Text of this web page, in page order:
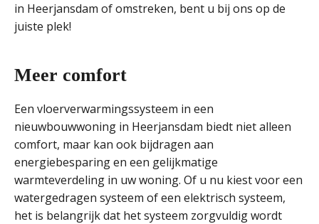
in Heerjansdam of omstreken, bent u bij ons op de
juiste plek!
Meer comfort
Een vloerverwarmingssysteem in een
nieuwbouwwoning in Heerjansdam biedt niet alleen
comfort, maar kan ook bijdragen aan
energiebesparing en een gelijkmatige
warmteverdeling in uw woning. Of u nu kiest voor een
watergedragen systeem of een elektrisch systeem,
het is belangrijk dat het systeem zorgvuldig wordt